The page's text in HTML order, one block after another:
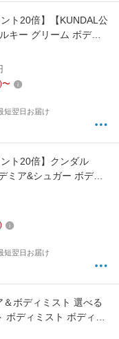
ント20倍】【KUNDAL公
キー グリーム ボディ
ル OBJET BY
BODY LOTION
〜
短翌日お届け
ント20倍】クンダル
ミア&シュガー ボディ
短翌日お届け
ボディミスト 選べる
ボディミスト ボディコ
フレグランス いい香